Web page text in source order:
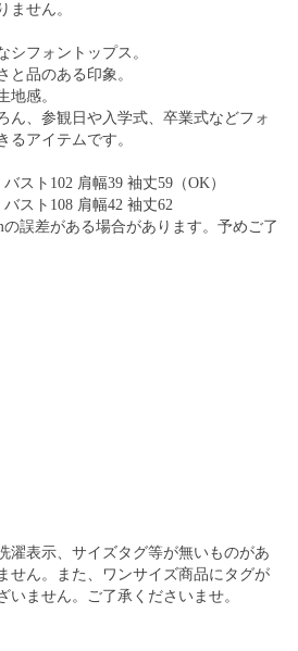
せん。
シフォントップス。
と品のある印象。
地感。
ん、参観日や入学式、卒業式などフォ
るアイテムです。
ト102 肩幅39 袖丈59（OK）
スト108 肩幅42 袖丈62
誤差がある場合があります。予めご了
濯表示、サイズタグ等が無いものがあ
せん。また、ワンサイズ商品にタグが
いません。ご了承くださいませ。